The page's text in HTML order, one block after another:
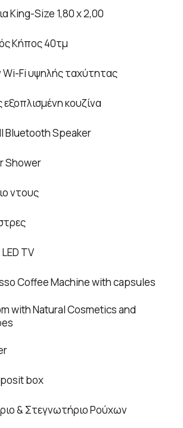
King-Size 1,80 x 2,00
Κήπος 40τμ
Fi υψηλής ταχύτητας
κουζίνα
Bluetooth Speaker
Shower
ντους
TV
Coffee Machine with capsules
with Natural Cosmetics and
box
& Στεγνωτήριο Ρούχων